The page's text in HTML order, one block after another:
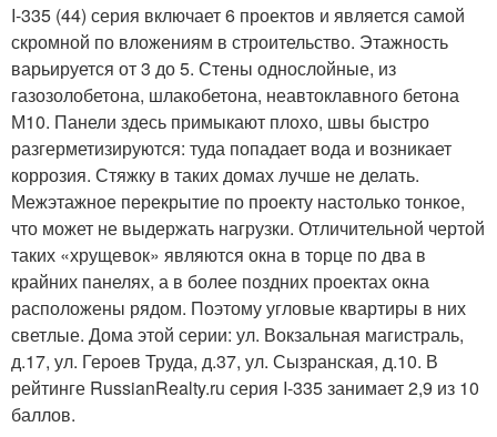
I-335 (44) серия включает 6 проектов и является самой
скромной по вложениям в строительство. Этажность
варьируется от 3 до 5. Стены однослойные, из
газозолобетона, шлакобетона, неавтоклавного бетона
М10. Панели здесь примыкают плохо, швы быстро
разгерметизируются: туда попадает вода и возникает
коррозия. Стяжку в таких домах лучше не делать.
Межэтажное перекрытие по проекту настолько тонкое,
что может не выдержать нагрузки. Отличительной чертой
таких «хрущевок» являются окна в торце по два в
крайних панелях, а в более поздних проектах окна
расположены рядом. Поэтому угловые квартиры в них
светлые. Дома этой серии: ул. Вокзальная магистраль,
д.17, ул. Героев Труда, д.37, ул. Сызранская, д.10. В
рейтинге RussianRealty.ru серия I-335 занимает 2,9 из 10
баллов.